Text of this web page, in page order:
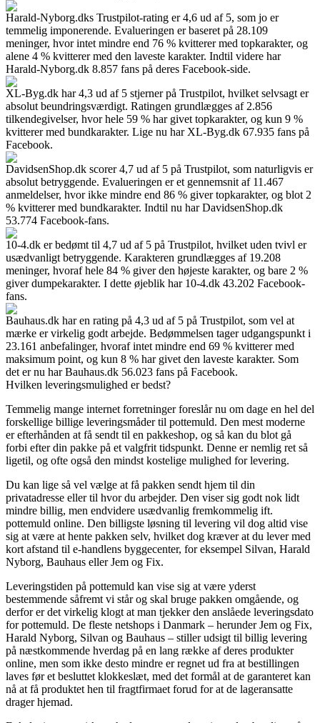
Harald-Nyborg.dks Trustpilot-rating er 4,6 ud af 5, som jo er
temmelig imponerende. Evalueringen er baseret på 28.109
meninger, hvor intet mindre end 76 % kvitterer med topkarakter, og
alene 4 % kvitterer med den laveste karakter. Indtil videre har
Harald-Nyborg.dk 8.857 fans på deres Facebook-side.
XL-Byg.dk har 4,3 ud af 5 stjerner på Trustpilot, hvilket selvsagt er
absolut beundringsværdigt. Ratingen grundlægges af 2.856
tilkendegivelser, hvor hele 59 % har givet topkarakter, og kun 9 %
kvitterer med bundkarakter. Lige nu har XL-Byg.dk 67.935 fans på
Facebook.
DavidsenShop.dk scorer 4,7 ud af 5 på Trustpilot, som naturligvis er
absolut betryggende. Evalueringen er et gennemsnit af 11.467
anmeldelser, hvor ikke mindre end 86 % giver topkarakter, og blot 2
% kvitterer med bundkarakter. Indtil nu har DavidsenShop.dk
53.774 Facebook-fans.
10-4.dk er bedømt til 4,7 ud af 5 på Trustpilot, hvilket uden tvivl er
usædvanligt betryggende. Karakteren grundlægges af 19.208
meninger, hvoraf hele 84 % giver den højeste karakter, og bare 2 %
giver dumpekarakter. I dette øjeblik har 10-4.dk 43.202 Facebook-
fans.
Bauhaus.dk har en rating på 4,3 ud af 5 på Trustpilot, som vel at
mærke er virkelig godt arbejde. Bedømmelsen tager udgangspunkt i
23.161 anbefalinger, hvoraf intet mindre end 69 % kvitterer med
maksimum point, og kun 8 % har givet den laveste karakter. Som
det er nu har Bauhaus.dk 56.023 fans på Facebook.
Hvilken leveringsmulighed er bedst?
Temmelig mange internet forretninger foreslår nu om dage en hel del
forskellige billige leveringsmåder til pottemuld. Den mest moderne
er efterhånden at få sendt til en pakkeshop, og så kan du blot gå
forbi efter din pakke på et valgfrit tidspunkt. Denne er nemlig ret så
ligetil, og ofte også den mindst kostelige mulighed for levering.
Du kan lige så vel vælge at få pakken sendt hjem til din
privatadresse eller til hvor du arbejder. Den viser sig godt nok lidt
mindre billig, men endvidere usædvanlig fremkommelig ift.
pottemuld online. Den billigste løsning til levering vil dog altid vise
sig at være at hente pakken selv, hvilket dog kræver at du lever med
kort afstand til e-handlens byggecenter, for eksempel Silvan, Harald
Nyborg, Bauhaus eller Jem og Fix.
Leveringstiden på pottemuld kan vise sig at være yderst
bestemmende såfremt vi står og skal bruge pakken omgående, og
derfor er det virkelig klogt at man tjekker den anslåede leveringsdato
for pottemuld. De fleste netshops i Danmark – herunder Jem og Fix,
Harald Nyborg, Silvan og Bauhaus – stiller udsigt til billig levering
på næstkommende hverdag på en lang række af deres produkter
online, men som ikke desto mindre er regnet ud fra at bestillingen
laves før et besluttet klokkeslæt, med det formål at de garanteret kan
nå at få produktet hen til fragtfirmaet forud for at de lageransatte
drager hjemad.